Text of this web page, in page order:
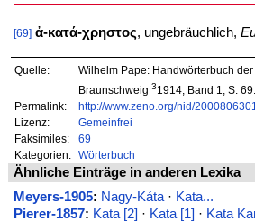
[69] ἀ-κατά-χρηστος, ungebräuchlich,
Quelle:
Wilhelm Pape: Handwörterbuch
Braunschweig 31914, Band 1, S. 69.
Permalink:
http://www.zeno.org/nid/
Lizenz:
Gemeinfrei
Faksimiles:
69
Kategorien:
Wörterbuch
Ähnliche Einträge in anderen Lexika
Meyers-1905: Nagy-Káta· Kata...
Pierer-1857: Kata [2] · Kata [1] · Kata